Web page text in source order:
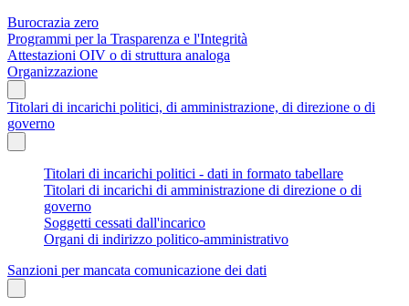
Burocrazia zero
Programmi per la Trasparenza e l'Integrità
Attestazioni OIV o di struttura analoga
Organizzazione
Titolari di incarichi politici, di amministrazione, di direzione o di
governo
Titolari di incarichi politici - dati in formato tabellare
Titolari di incarichi di amministrazione di direzione o di
governo
Soggetti cessati dall'incarico
Organi di indirizzo politico-amministrativo
Sanzioni per mancata comunicazione dei dati